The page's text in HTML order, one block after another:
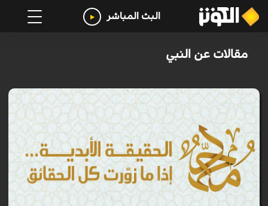
البث المباشر
مقالات عن النبي